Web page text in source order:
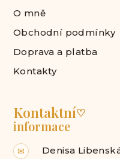
O mně
Obchodní podmínky
Doprava a platba
Kontakty
Kontaktní♡
informace
✉ Denisa